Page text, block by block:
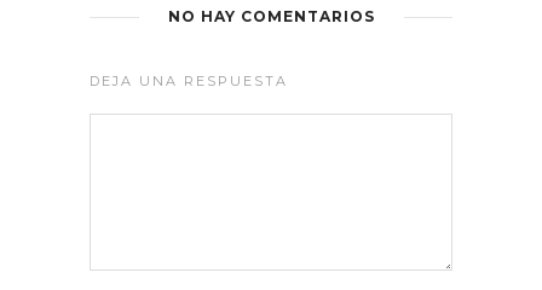
NO HAY COMENTARIOS
DEJA UNA RESPUESTA